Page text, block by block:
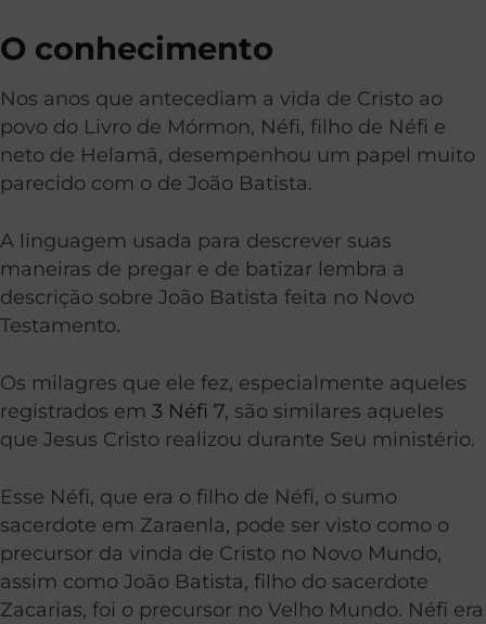
O conhecimento
Nos anos que antecediam a vida de Cristo ao
povo do Livro de Mórmon, Néfi, filho de Néfi e
neto de Helamã, desempenhou um papel muito
parecido com o de João Batista.
A linguagem usada para descrever suas
maneiras de pregar e de batizar lembra a
descrição sobre João Batista feita no Novo
Testamento.
Os milagres que ele fez, especialmente aqueles
registrados em 3 Néfi 7, são similares aqueles
que Jesus Cristo realizou durante Seu ministério.
Esse Néfi, que era o filho de Néfi, o sumo
sacerdote em Zaraenla, pode ser visto como o
precursor da vinda de Cristo no Novo Mundo,
assim como João Batista, filho do sacerdote
Zacarias, foi o precursor no Velho Mundo. Néfi era